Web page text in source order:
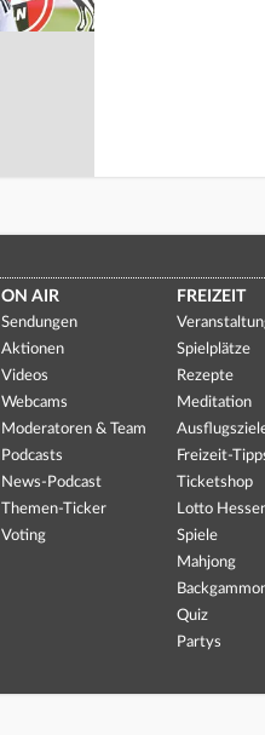
ON AIR
Sendungen
Aktionen
Videos
Webcams
Moderatoren & Team
Podcasts
News-Podcast
Themen-Ticker
Voting
FREIZEIT
Spielplätze
Rezepte
Meditation
Freizeit-
Ticketshop
Lotto
Spiele
Mahjong
Quiz
Partys